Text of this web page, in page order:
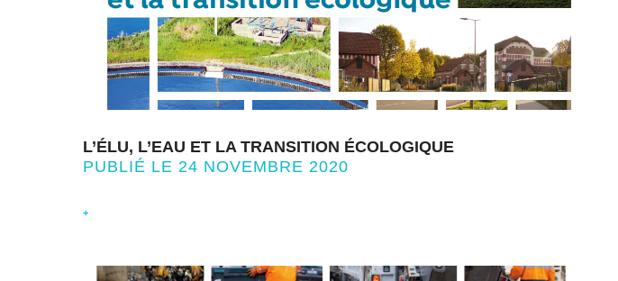
L’ÉLU, L’EAU ET LA TRANSITION ÉCOLOGIQUE
PUBLIÉ LE 24 NOVEMBRE 2020
+